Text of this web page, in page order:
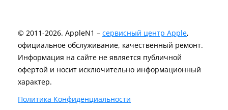
© 2011-2026. AppleN1 – сервисный центр Apple,
официальное обслуживание, качественный ремонт.
Информация на сайте не является публичной
офертой и носит исключительно информационный
характер.
Политика Конфиденциальности